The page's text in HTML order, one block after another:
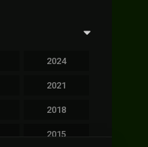
1.139
2024
2021
2018
2015